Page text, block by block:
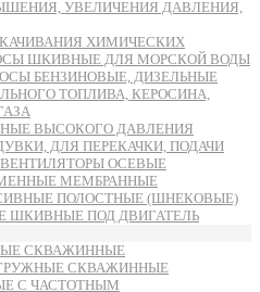
УВЕЛИЧЕНИЯ ДАВЛЕНИЯ,
ХИМИЧЕСКИХ
ШКИВНЫЕ ДЛЯ МОРСКОЙ ВОДЫ
БЕНЗИНОВЫЕ, ДИЗЕЛЬНЫЕ
ТОПЛИВА, КЕРОСИНА,
ВЫСОКОГО ДАВЛЕНИЯ
ДЛЯ ПЕРЕКАЧКИ, ПОДАЧИ
ОСЕВЫЕ
МЕМБРАННЫЕ
ПОЛОСТНЫЕ (ШНЕКОВЫЕ)
ШКИВНЫЕ ПОД ДВИГАТЕЛЬ
СКВАЖИННЫЕ
СКВАЖИННЫЕ
С ЧАСТОТНЫМ